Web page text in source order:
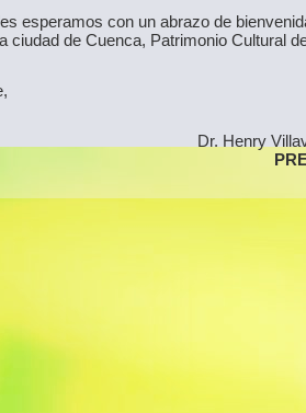
esperamos con un abrazo de
ciudad de Cuenca, Patrimonio Cultural
Dr. Henry